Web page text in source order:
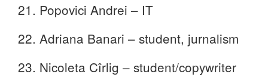
21. Popovici Andrei – IT
22. Adriana Banari – student, jurnalism
23. Nicoleta Cîrlig – student/copywriter